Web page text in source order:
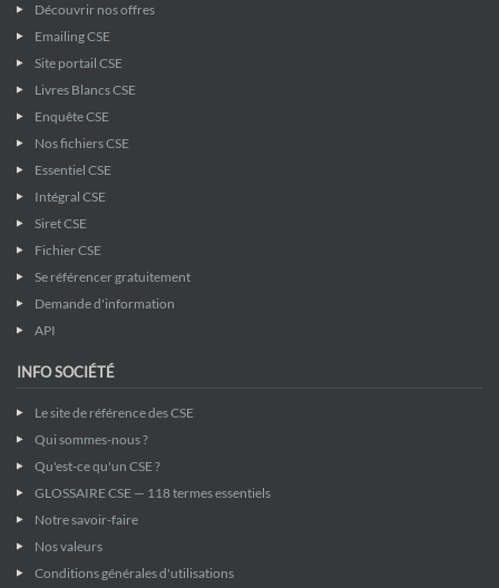
Découvrir nos offres
Emailing CSE
Site portail CSE
Livres Blancs CSE
Enquête CSE
Nos fichiers CSE
Essentiel CSE
Intégral CSE
Siret CSE
Fichier CSE
Se référencer gratuitement
Demande d'information
API
INFO SOCIÉTÉ
Le site de référence des CSE
Qui sommes-nous ?
Qu'est-ce qu'un CSE ?
GLOSSAIRE CSE — 118 termes essentiels
Notre savoir-faire
Nos valeurs
Conditions générales d'utilisations